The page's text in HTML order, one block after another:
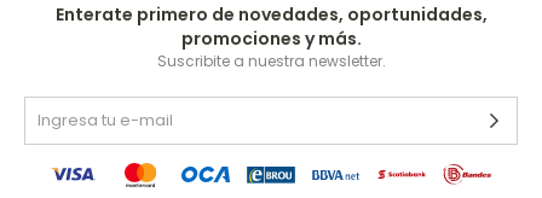
Enterate primero de novedades, oportunidades,
promociones y más.
Suscribite a nuestra newsletter.